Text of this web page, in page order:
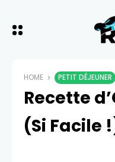
HOME PETIT DÉJEUNER
Recette
(Si Facile